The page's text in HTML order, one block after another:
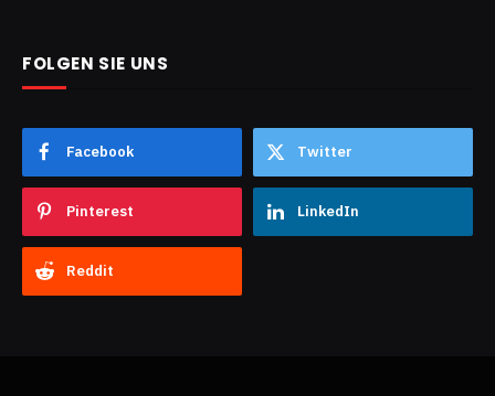
FOLGEN SIE UNS
Facebook Twitter
Pinterest LinkedIn
Reddit